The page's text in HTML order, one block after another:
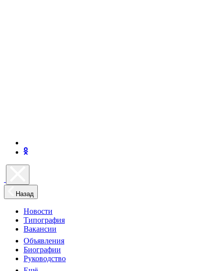
Назад
Новости
Типография
Вакансии
Объявления
Биографии
Руководство